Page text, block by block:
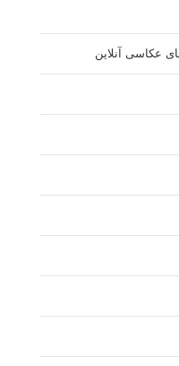
عکاسی آنلاین